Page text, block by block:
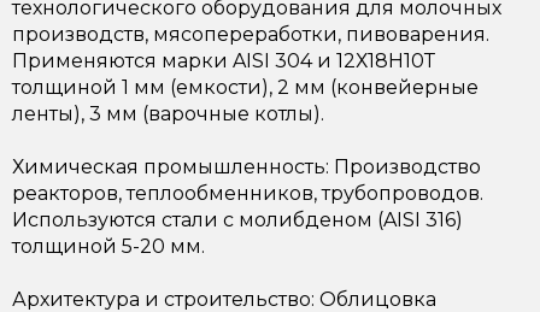
технологического оборудования для молочных
производств, мясопереработки, пивоварения.
Применяются марки AISI 304 и 12Х18Н10Т
толщиной 1 мм (емкости), 2 мм (конвейерные
ленты), 3 мм (варочные котлы).
Химическая промышленность: Производство
реакторов, теплообменников, трубопроводов.
Используются стали с молибденом (AISI 316)
толщиной 5-20 мм.
Архитектура и строительство: Облицовка